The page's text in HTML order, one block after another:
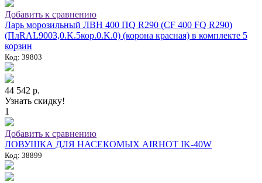
Добавить к сравнению
Ларь морозильный ЛВН 400 ПQ R290 (СF 400 FQ R290)
(ПлRAL9003,0.K.5кор.0.K.0) (корона красная) в комплекте 5
корзин
Код: 39803
44 542 р.
Узнать скидку!
1
Добавить к сравнению
ЛОВУШКА ДЛЯ НАСЕКОМЫХ AIRHOT IK-40W
Код: 38899